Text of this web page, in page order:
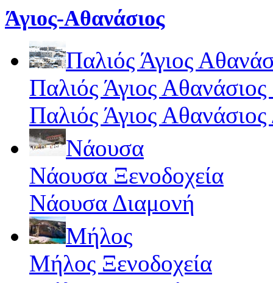
Άγιος-Αθανάσιος
Παλιός Άγιος
Παλιός Άγιος Αθανάσιος
Παλιός Άγιος
Νάουσα
Νάουσα Ξενοδοχεία
Νάουσα Διαμονή
Μήλος
Μήλος Ξενοδοχεία